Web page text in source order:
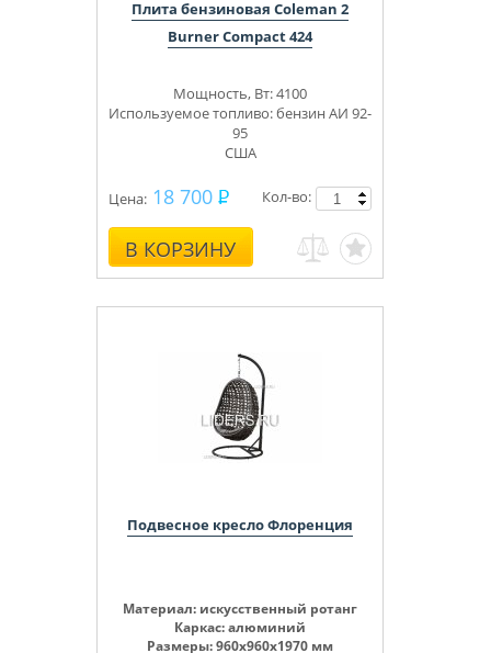
Плита бензиновая Coleman 2
Burner Compact 424
Мощность, Вт: 4100
Используемое топливо: бензин АИ 92-
95
США
Цена: 18 700
В КОРЗИНУ
Кол-во:
Подвесное кресло Флоренция
Материал: искусственный ротанг
Каркас: алюминий
Размеры: 960х960х1970 мм